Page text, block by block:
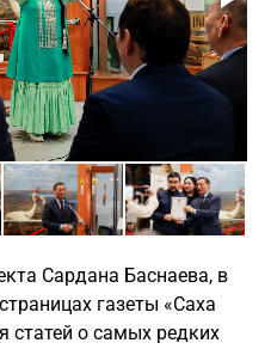
Сардана Баснаева, в
газеты «Саха
статей о самых редких